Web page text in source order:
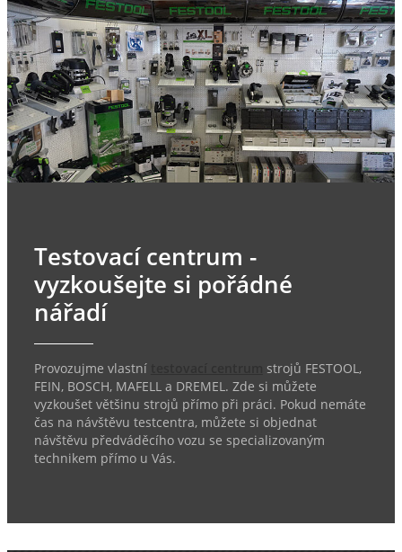
Testovací centrum -
vyzkoušejte si pořádné
nářadí
Provozujme vlastní
strojů FESTOOL,
FEIN, BOSCH, MAFELL a DREMEL. Zde si můžete
vyzkoušet většinu strojů přímo při práci. Pokud nemáte
čas na návštěvu testcentra, můžete si objednat
návštěvu předváděcího vozu se specializovaným
technikem přímo u Vás.